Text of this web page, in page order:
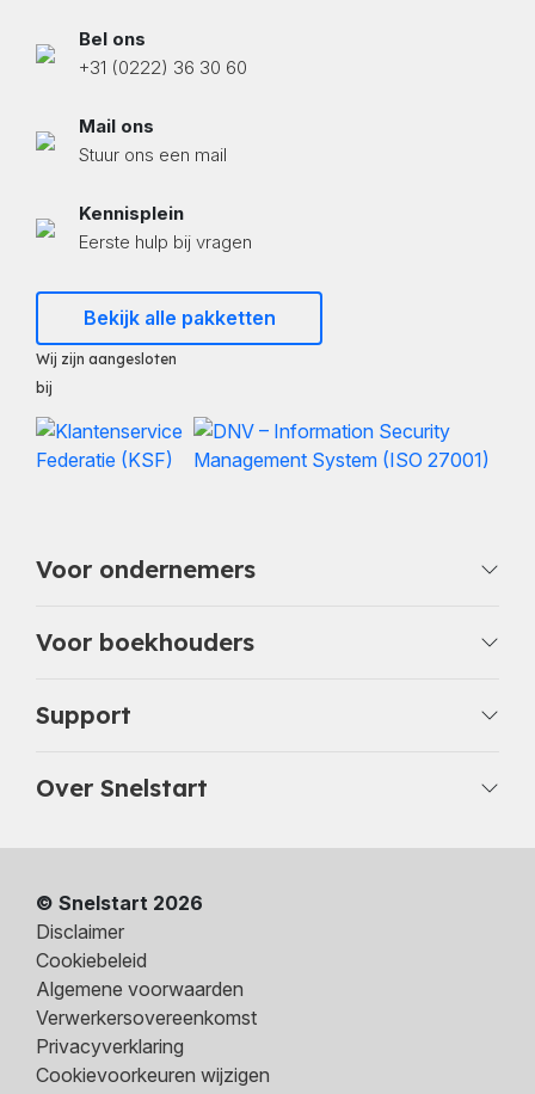
Bel ons
+31 (0222) 36 30 60
Mail ons
Stuur ons een mail
Kennisplein
Eerste hulp bij vragen
Bekijk alle pakketten
Wij zijn aangesloten
bij
Voor ondernemers
Voor boekhouders
Support
Over Snelstart
© Snelstart 2026
Disclaimer
Cookiebeleid
Algemene voorwaarden
Verwerkersovereenkomst
Privacyverklaring
Cookievoorkeuren wijzigen